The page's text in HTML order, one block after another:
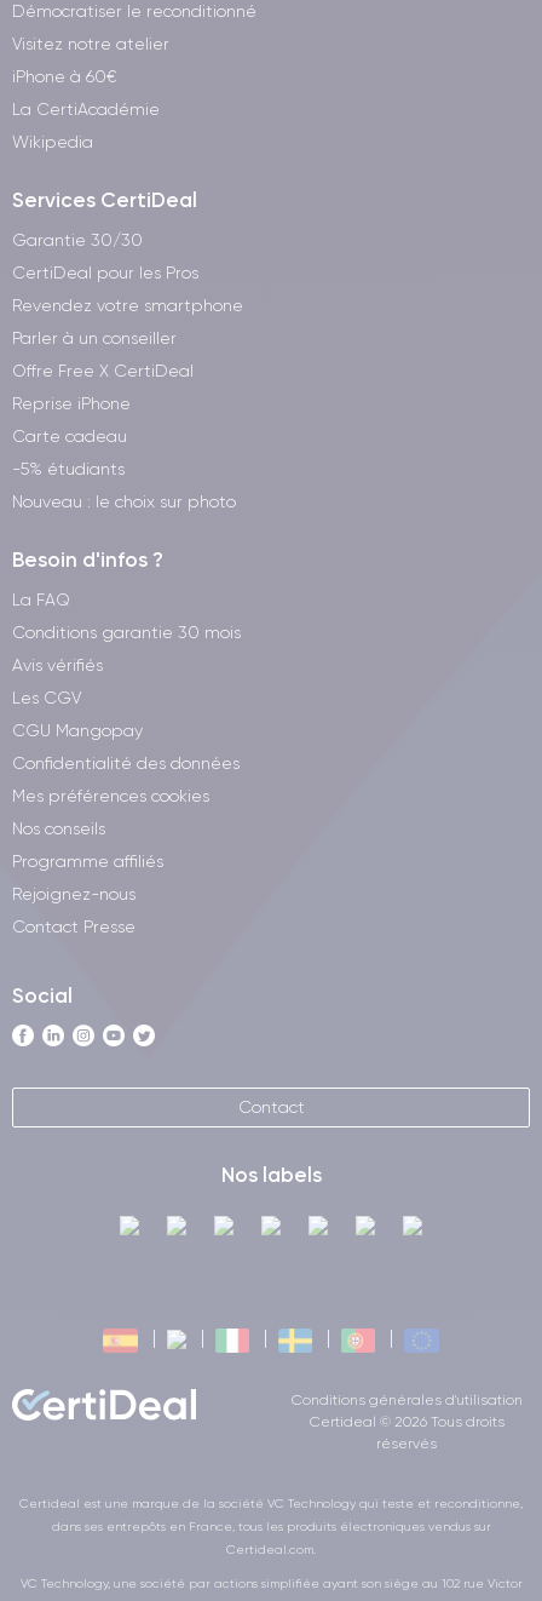
Démocratiser le reconditionné
Visitez notre atelier
iPhone à 60€
La CertiAcadémie
Wikipedia
Services CertiDeal
Garantie 30/30
CertiDeal pour les Pros
Revendez votre smartphone
Parler à un conseiller
Offre Free X CertiDeal
Reprise iPhone
Carte cadeau
-5% étudiants
Nouveau : le choix sur photo
Besoin d'infos ?
La FAQ
Conditions garantie 30 mois
Avis vérifiés
Les CGV
CGU Mangopay
Confidentialité des données
Mes préférences cookies
Nos conseils
Programme affiliés
Rejoignez-nous
Contact Presse
Social
Contact
Nos labels
Conditions générales d'utilisation
Certideal © 2026 Tous droits
réservés
Certideal est une marque de la société VC Technology qui teste et reconditionne,
dans ses entrepôts en France, tous les produits électroniques vendus sur
Certideal.com.
VC Technology, une société par actions simplifiée ayant son siège au 102 rue Victor